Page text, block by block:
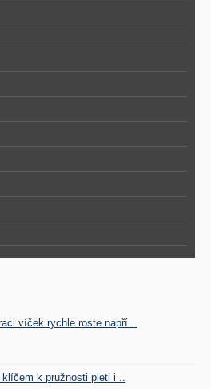
víček rychle roste napří ..
k pružnosti pleti i ..